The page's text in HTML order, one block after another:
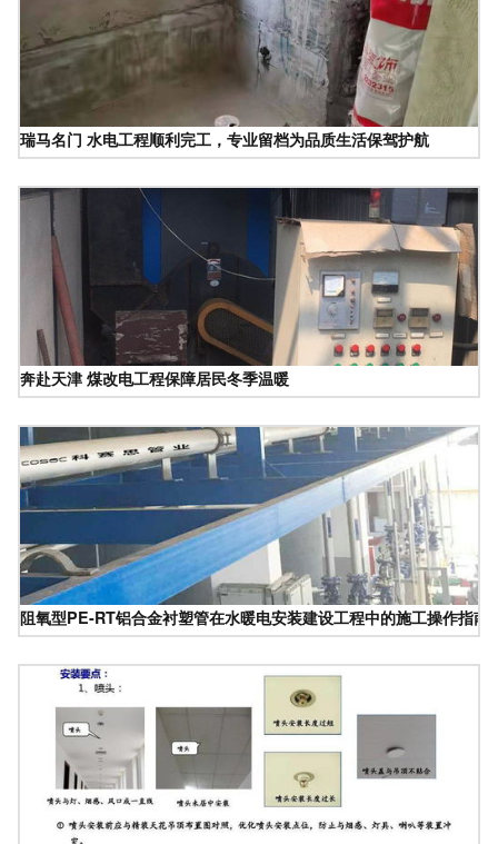
瑞马名门 水电工程顺利完工，专业留档为品质生活保驾护航
奔赴天津 煤改电工程保障居民冬季温暖
阻氧型PE-RT铝合金衬塑管在水暖电安装建设工程中的施工操作指南